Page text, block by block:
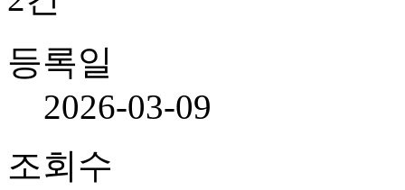
등록일
2026-03-09
조회수